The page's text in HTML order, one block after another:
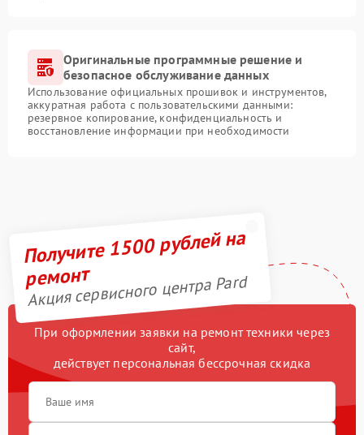
Оригинальные программные решение и
безопасное обслуживание данных
Использование официальных прошивок и инструментов,
аккуратная работа с пользовательскими данными:
резервное копирование, конфиденциальность и
восстановление информации при необходимости
Получите 1500 рублей на
ремонт
Акция сервисного центра Pard
При оформлении заявки на ремонт техники через
сайт,
действует персональная бессрочная скидка